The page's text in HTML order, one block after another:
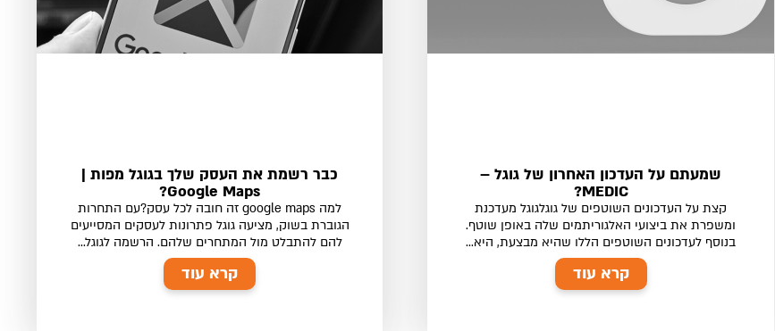
שמעתם על העדכון האחרון של גוגל –
MEDIC?
קצת על העדכונים השוטפים של גוגלגוגל מעדכנת
ומשפרת את ביצועי האלגוריתמים שלה באופן שוטף.
בנוסף לעדכונים השוטפים הללו שהיא מבצעת, היא...
קרא עוד
כבר רשמת את העסק שלך בגוגל מפות |
Google Maps?
למה google maps זה חובה לכל עסק?עם התחרות
הגוברת בשוק, מציעה גוגל פתרונות לעסקים המסייעים
להם להתבלט מול המתחרים שלהם. הרשמה לגוגל...
קרא עוד